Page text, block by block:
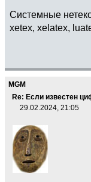
Системные
xetex, xelatex,
MGM
Re: Если известен
29.02.2024, 21:05